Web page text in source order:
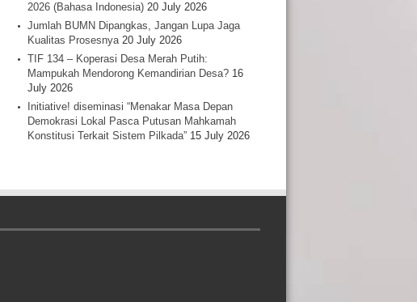
2026 (Bahasa Indonesia) 20 July 2026
Jumlah BUMN Dipangkas, Jangan Lupa Jaga
Kualitas Prosesnya 20 July 2026
TIF 134 – Koperasi Desa Merah Putih:
Mampukah Mendorong Kemandirian Desa? 16
July 2026
Initiative! diseminasi “Menakar Masa Depan
Demokrasi Lokal Pasca Putusan Mahkamah
Konstitusi Terkait Sistem Pilkada” 15 July 2026